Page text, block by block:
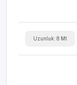
Uzunluk: 8 Mt